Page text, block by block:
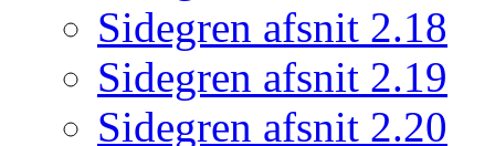
Sidegren afsnit 2.18
Sidegren afsnit 2.19
Sidegren afsnit 2.20